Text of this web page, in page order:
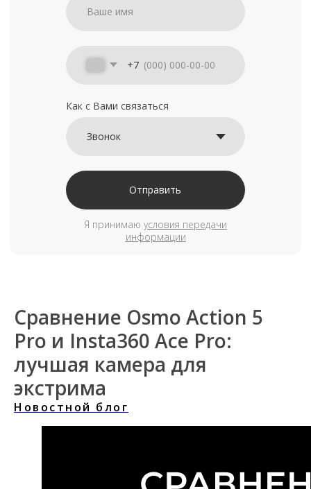
информации
Сравнение Osmo Action 5
Pro и Insta360 Ace Pro:
лучшая камера для
экстрима
Новостной блог